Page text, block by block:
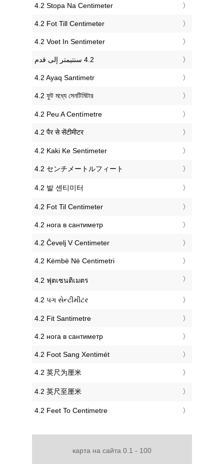
‎4.2 Stopa Na Centimeter
‎4.2 Fot Till Centimeter
‎4.2 Voet In Sentimeter
‎4.2 Ayaq Santimetr
‎4.2 ফুট মধ্যে সেনটিমিটার
‎4.2 Peu A Centímetre
‎4.2 पैर से सेंटीमीटर
‎4.2 Kaki Ke Sentimeter
‎4.2 センチメートルフィート
‎4.2 발 센티미터
‎4.2 Fot Til Centimeter
‎4.2 нога в сантиметр
‎4.2 Čevelj V Centimeter
‎4.2 Këmbë Në Centimetri
‎4.2 ฟุตเซนติเมตร
‎4.2 પગ સેન્ટીમીટર
‎4.2 Fit Santimetre
‎4.2 нога в сантиметр
‎4.2 Foot Sang Xentimét
‎4.2 英尺为厘米
‎4.2 英尺至厘米
‎4.2 Feet To Centimetre
карта на сайта 0.1 - 100